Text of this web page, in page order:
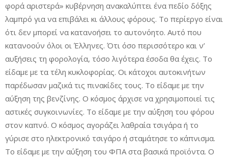
φορά αριστερά» κυβέρνηση ανακαλύπτει ένα πεδίο δόξης
λαμπρό για να επιβάλει κι άλλους φόρους. Το περίεργο είναι
ότι δεν μπορεί να κατανοήσει το αυτονόητο. Αυτό που
κατανοούν όλοι οι Έλληνες. Ότι όσο περισσότερο και ν’
αυξήσεις τη φορολογία, τόσο λιγότερα έσοδα θα έχεις. Το
είδαμε με τα τέλη κυκλοφορίας. Οι κάτοχοι αυτοκινήτων
παρέδωσαν μαζικά τις πινακίδες τους. Το είδαμε με την
αύξηση της βενζίνης. Ο κόσμος άρχισε να χρησιμοποιεί τις
αστικές συγκοινωνίες. Το είδαμε με την αύξηση του φόρου
στον καπνό. Ο κόσμος αγοράζει λαθραία τσιγάρα ή το
γύρισε στο ηλεκτρονικό τσιγάρο ή σταμάτησε το κάπνισμα.
Το είδαμε με την αύξηση του ΦΠΑ στα βασικά προϊόντα. Ο